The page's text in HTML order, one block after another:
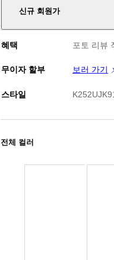
신규 회원가
혜택 포토 리뷰
무이자 할부 보러 가기
스타일
전체 컬러